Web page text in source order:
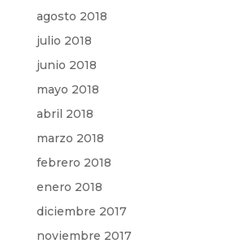
agosto 2018
julio 2018
junio 2018
mayo 2018
abril 2018
marzo 2018
febrero 2018
enero 2018
diciembre 2017
noviembre 2017